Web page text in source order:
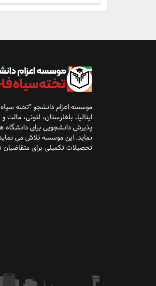
موسسه اعزام دانشجو “تخته
ایتالیا، بلغارستان، لتونی،
پذیرشدانشجویی برای دانشگاه
نماید. این موسسه تلاش می
تحصیلات تکمیلی برای متقاضیان